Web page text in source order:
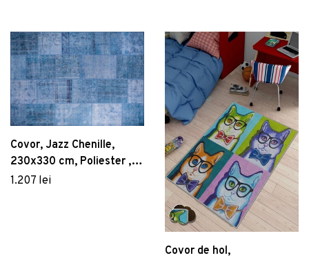
Covor, Jazz Chenille,
230x330 cm, Poliester ,
Multicolor
1.207 lei
Covor de hol,